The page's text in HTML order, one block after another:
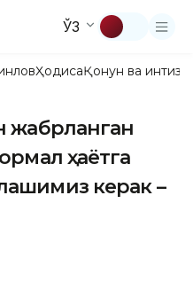
ЎЗ
ҲодисаҚонун ва
жабрланган
ҳаётга
керак –